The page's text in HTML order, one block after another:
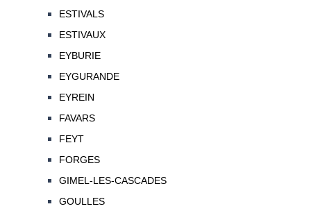
ESTIVALS
ESTIVAUX
EYBURIE
EYGURANDE
EYREIN
FAVARS
FEYT
FORGES
GIMEL-LES-CASCADES
GOULLES